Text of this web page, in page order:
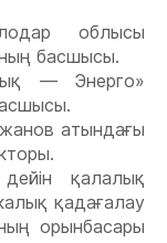
облысы
басшысы.
— Энерго»
атындағы
қалалық
қадағалау
орынбасары